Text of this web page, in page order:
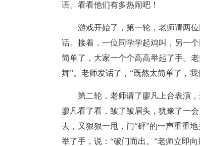
语。看看他们有多热闹吧！
游戏开始了，第一轮，老师请两
话。接着，一位同学学起鸡叫，另一
简单了，大家一个个高高举起了手。
舞”。老师发话了，“既然太简单了，
第二轮，老师请了廖凡上台表演
廖凡看了看，皱了皱眉头，犹豫了一
去，又狠狠一甩，门“砰”的一声重重
举了手，说：“破门而出。”老师立即